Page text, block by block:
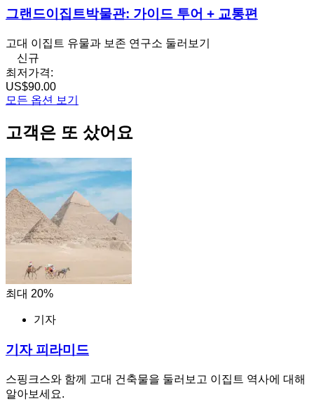
그랜드이집트박물관: 가이드 투어 + 교통편
고대 이집트 유물과 보존 연구소 둘러보기
신규
최저가격:
US$90.00
모든 옵션 보기
고객은 또 샀어요
최대 20%
기자
기자 피라미드
스핑크스와 함께 고대 건축물을 둘러보고 이집트 역사에 대해
알아보세요.